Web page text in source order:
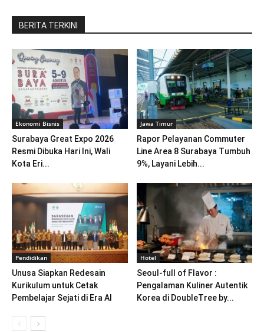
BERITA TERKINI
Ekonomi Bisnis
Surabaya Great Expo 2026
Resmi Dibuka Hari Ini, Wali
Kota Eri...
Jawa Timur
Rapor Pelayanan Commuter
Line Area 8 Surabaya Tumbuh
9%, Layani Lebih...
Pendidikan
Unusa Siapkan Redesain
Kurikulum untuk Cetak
Pembelajar Sejati di Era AI
Hotel
Seoul-full of Flavor :
Pengalaman Kuliner Autentik
Korea di DoubleTree by...